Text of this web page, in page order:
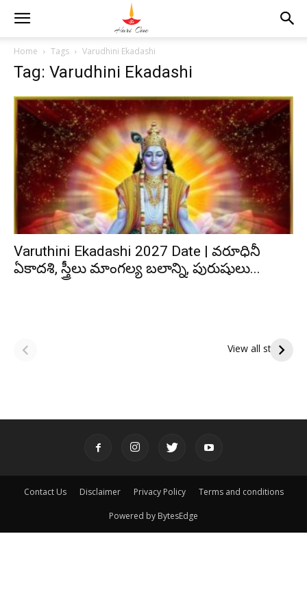
Home Tags Varudhini Ekadashi
Tag: Varudhini Ekadashi
Varuthini Ekadashi 2027 Date | వరూధినీ
ఏకాదశి, స్త్రీలు మాంగల్య బలాన్ని, పురుషులు...
View all stories
పితృదేవతల ఆశీర్వాదం
ఇంద్రకీలాద్రి గిరి ప్రదక్షిణ
Contact Us Disclaimer Privacy Policy Terms and conditions
Powered by BytesEdge